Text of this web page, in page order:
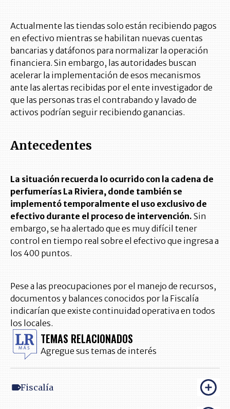
Actualmente las tiendas solo están recibiendo pagos
en efectivo mientras se habilitan nuevas cuentas
bancarias y datáfonos para normalizar la operación
financiera. Sin embargo, las autoridades buscan
acelerar la implementación de esos mecanismos
ante las alertas recibidas por el ente investigador de
que las personas tras el contrabando y lavado de
activos podrían seguir recibiendo ganancias.
Antecedentes
La situación recuerda lo ocurrido con la cadena de
perfumerías La Riviera, donde también se
implementó temporalmente el uso exclusivo de
efectivo durante el proceso de intervención. Sin
embargo, se ha alertado que es muy difícil tener
control en tiempo real sobre el efectivo que ingresa a
los 400 puntos.
Pese a las preocupaciones por el manejo de recursos,
documentos y balances conocidos por la Fiscalía
indicarían que existe continuidad operativa en todos
los locales.
TEMAS RELACIONADOS
Agregue sus temas de interés
Fiscalía